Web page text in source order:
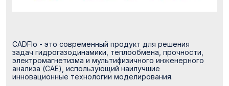
CADFlo - это современный продукт для решения
задач гидрогазодинамики, теплообмена, прочности,
электромагнетизма и мультифизичного инженерного
анализа (CAE), использующий наилучшие
инновационные технологии моделирования.